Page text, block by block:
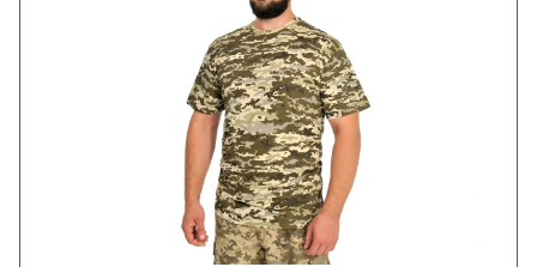
Шевроны, патчи , нашивки
Second Hand NATO